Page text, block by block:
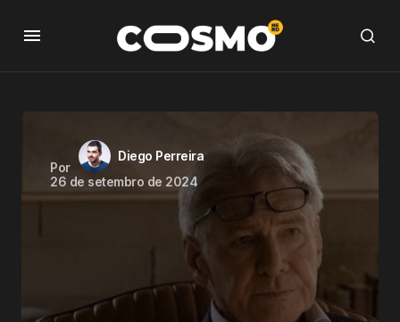
Por
Diego Perreira
26 de setembro de 2024